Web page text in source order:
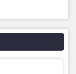
bảo vệ